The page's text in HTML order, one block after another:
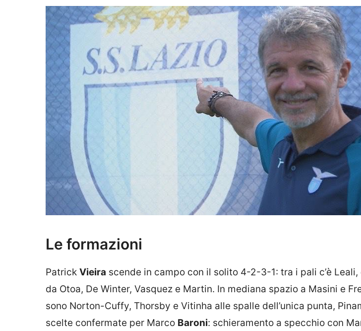
Le formazioni
Patrick Vieira scende in campo con il solito 4-2-3-1: tra i pali c’è
da Otoa, De Winter, Vasquez e Martin. In mediana spazio a Masini e
sono Norton-Cuffy, Thorsby e Vitinha alle spalle dell’unica punta,
scelte confermate per Marco Baroni: schieramento a specchio con